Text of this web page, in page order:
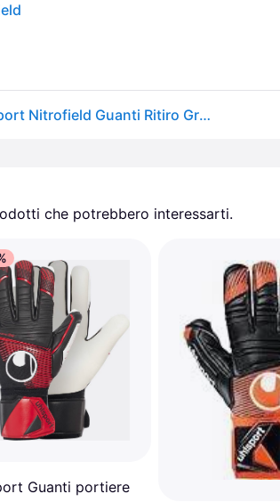
Uhlsport. Guanti Da Portiere Uhlsport Nitrofield Guanti Ritiro Gratis - nero - 7
che potrebbero interessarti.
Guanti portiere